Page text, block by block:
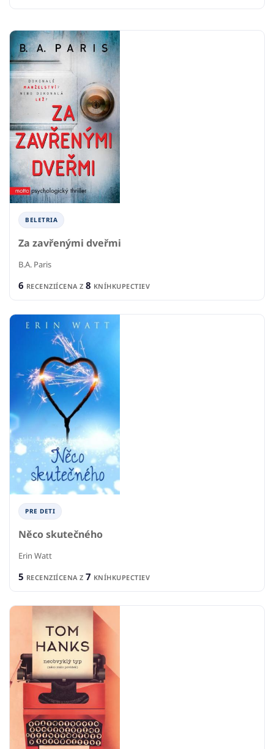
BELETRIA
Za zavřenými dveřmi
B.A. Paris
6 RECENZIÍCENA Z 8 KNÍHKUPECTIEV
PRE DETI
Něco skutečného
Erin Watt
5 RECENZIÍCENA Z 7 KNÍHKUPECTIEV